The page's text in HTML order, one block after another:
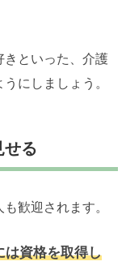
きといった、介護
にしましょう。
せる
歓迎されます。
は資格を取得し